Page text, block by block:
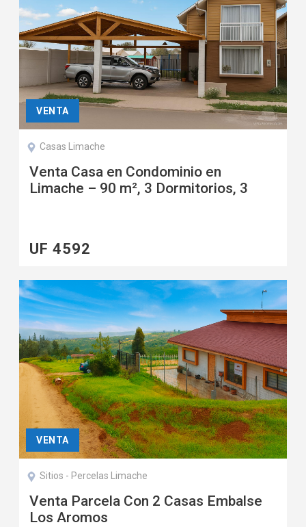
VENTA
Casas Limache
Venta Casa en Condominio en
Limache – 90 m², 3 Dormitorios, 3
UF 4592
VENTA
Sitios - Percelas Limache
Venta Parcela Con 2 Casas Embalse
Los Aromos